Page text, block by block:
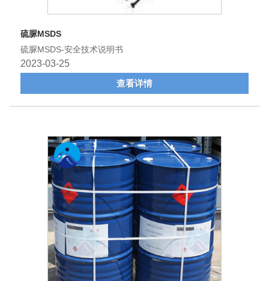
硫脲MSDS
硫脲MSDS-安全技术说明书
2023-03-25
查看详情